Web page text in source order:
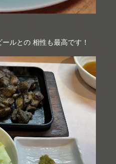
ルとの 相性も最高です！